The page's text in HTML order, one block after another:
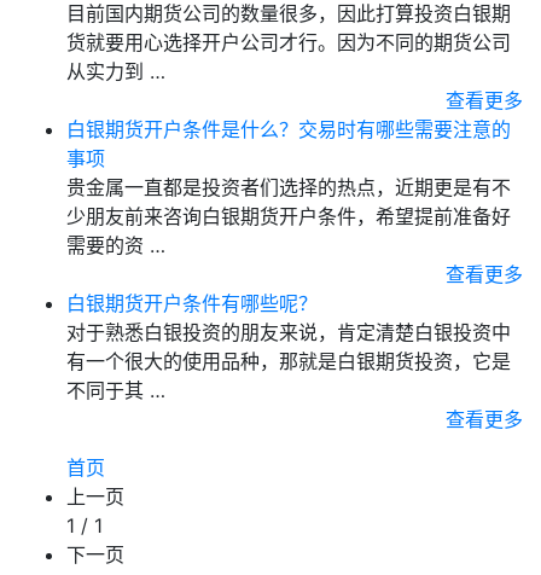
目前国内期货公司的数量很多，因此打算投资白银期
货就要用心选择开户公司才行。因为不同的期货公司
从实力到 …
查看更多
白银期货开户条件是什么？交易时有哪些需要注意的
事项
贵金属一直都是投资者们选择的热点，近期更是有不
少朋友前来咨询白银期货开户条件，希望提前准备好
需要的资 …
查看更多
白银期货开户条件有哪些呢？
对于熟悉白银投资的朋友来说，肯定清楚白银投资中
有一个很大的使用品种，那就是白银期货投资，它是
不同于其 …
查看更多
首页
上一页
1 / 1
下一页